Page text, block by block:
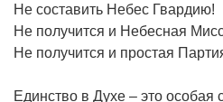
Не составить Небес Гвардию!
Не получится и Небесная
Не получится и простая
Единство в Духе – это особая